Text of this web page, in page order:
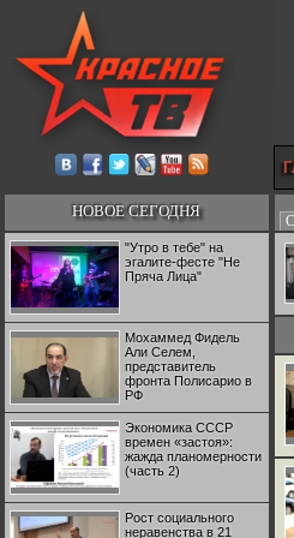
НОВОЕ СЕГОДНЯ
"Утро в тебе" на
эгалите-фесте "Не
Пряча Лица"
Мохаммед Фидель
Али Селем,
представитель
фронта Полисарио в
РФ
Экономика СССР
времен «застоя»:
жажда планомерности
(часть 2)
Рост социального
неравенства в 21